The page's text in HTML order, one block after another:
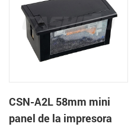
CSN-A2L 58mm mini
panel de la impresora